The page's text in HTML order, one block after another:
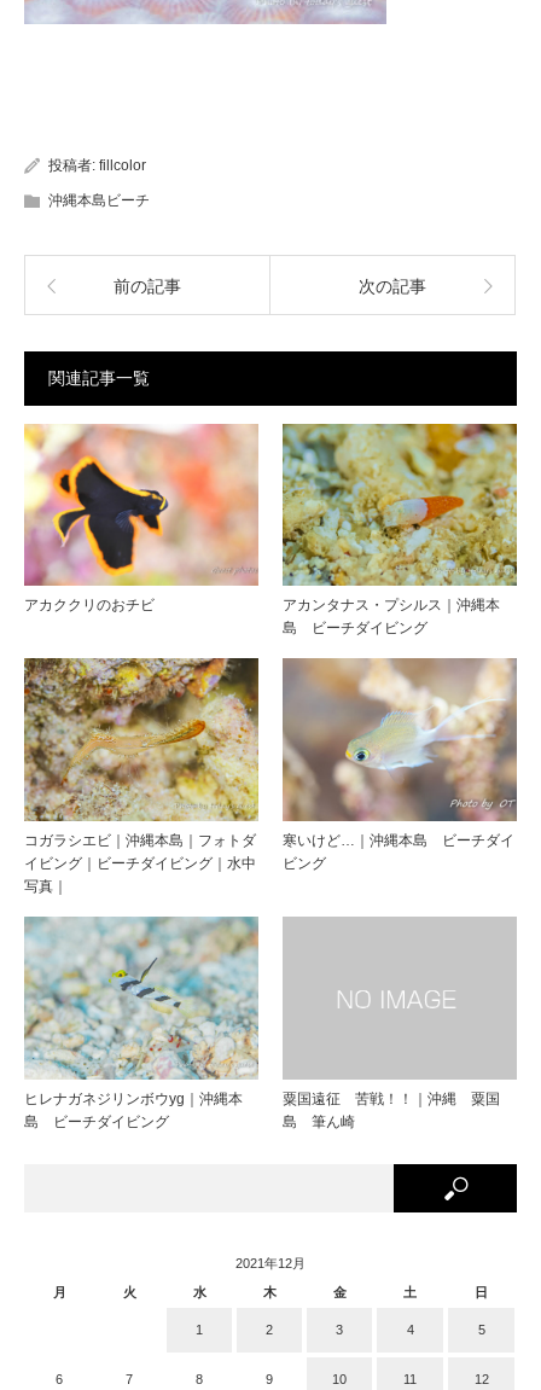
投稿者: fillcolor
沖縄本島ビーチ
前の記事 次の記事
関連記事一覧
アカククリのおチビ
アカンタナス・プシルス｜沖縄本
島 ビーチダイビング
コガラシエビ｜沖縄本島｜フォトダ
イビング｜ビーチダイビング｜水中
写真｜
寒いけど…｜沖縄本島 ビーチダイ
ビング
ヒレナガネジリンボウyg｜沖縄本
島 ビーチダイビング
粟国遠征 苦戦！！｜沖縄 粟国
島 筆ん崎
2021年12月
月
火 水 木 金 土 日
1 2 3 4 5
6 7 8 9 10 11 12